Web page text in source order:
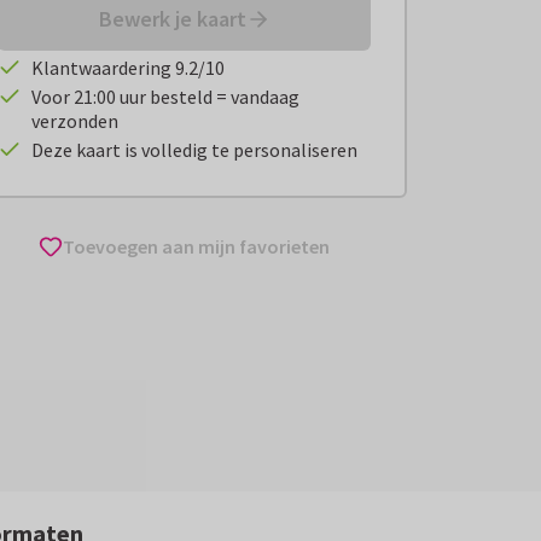
Bewerk je kaart
Klantwaardering 9.2/10
Voor 21:00 uur besteld = vandaag
verzonden
Deze kaart is volledig te personaliseren
Toevoegen aan mijn favorieten